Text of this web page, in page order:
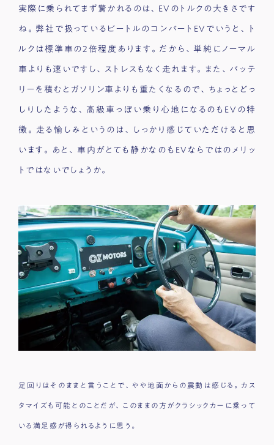
実際に乗られてまず驚かれるのは、EVのトルクの大きさです
ね。弊社で扱っているビートルのコンバートEVでいうと、ト
ルクは標準車の2倍程度あります。だから、単純にノーマル
車よりも速いですし、ストレスもなく走れます。また、バッテ
リーを積むとガソリン車よりも重たくなるので、ちょっとどっ
しりしたような、高級車っぽい乗り心地になるのもEVの特
徴。走る愉しみというのは、しっかり感じていただけると思
います。あと、車内がとても静かなのもEVならではのメリッ
トではないでしょうか。
足回りはそのままと言うことで、やや地面からの震動は感じる。カス
タマイズも可能とのことだが、このままの方がクラシックカーに乗って
いる満足感が得られるように思う。